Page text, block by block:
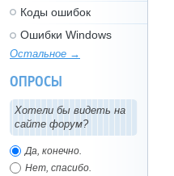
Коды ошибок
Ошибки Windows
Остальное →
ОПРОСЫ
Хотели бы видеть на
сайте форум?
Да, конечно.
Нет, спасибо.